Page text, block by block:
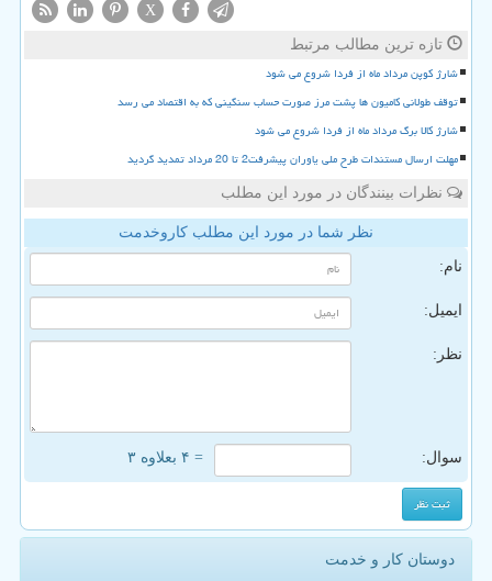
X
تازه ترین مطالب مرتبط
شارژ کوپن مرداد ماه از فردا شروع می شود
توقف طولانی کامیون ها پشت مرز صورت حساب سنگینی که به اقتصاد می رسد
شارژ کالا برگ مرداد ماه از فردا شروع می شود
مهلت ارسال مستندات طرح ملی یاوران پیشرفت2 تا 20 مرداد تمدید گردید
نظرات بینندگان در مورد این مطلب
نظر شما در مورد این مطلب کاروخدمت
نام:
ایمیل:
نظر:
سوال: = ۴ بعلاوه ۳
دوستان کار و خدمت